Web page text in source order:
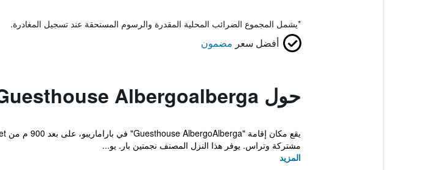
*يشمل المجموع الضرائب المحلية المقدرة والرسوم المستحقة عند تسجيل المغادرة.
أفضل سعر مضمون
حول Guesthouse Albergoalberga
مشتركة وتراس. يوفر هذا النزل المصنف نجمتين بار. يو...
المزيد